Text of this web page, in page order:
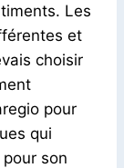
Les
et
choisir
pour
qui
son